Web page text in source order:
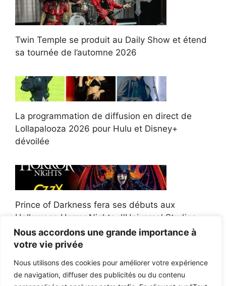
Nous accordons une grande importance à
votre vie privée
Nous utilisons des cookies pour améliorer votre expérience
de navigation, diffuser des publicités ou du contenu
Twin Temple se produit au Daily Show et étend
sa tournée de l’automne 2026
La programmation de diffusion en direct de
Lollapalooza 2026 pour Hulu et Disney+
dévoilée
Prince of Darkness fera ses débuts aux
Halloween Horror Nights d'Universal Studios
Afroman poursuit un policier de l'Ohio après la